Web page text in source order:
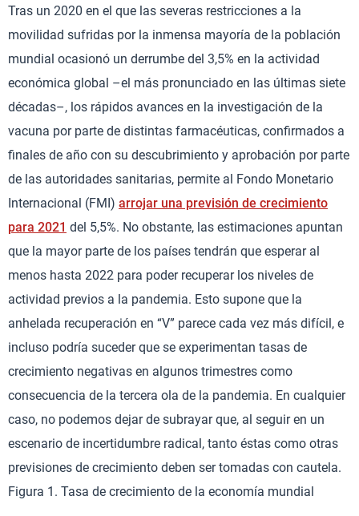
Tras un 2020 en el que las severas restricciones a la
movilidad sufridas por la inmensa mayoría de la población
mundial ocasionó un derrumbe del 3,5% en la actividad
económica global –el más pronunciado en las últimas siete
décadas–, los rápidos avances en la investigación de la
vacuna por parte de distintas farmacéuticas, confirmados a
finales de año con su descubrimiento y aprobación por parte
de las autoridades sanitarias, permite al Fondo Monetario
Internacional (FMI) arrojar una previsión de crecimiento
para 2021 del 5,5%. No obstante, las estimaciones apuntan
que la mayor parte de los países tendrán que esperar al
menos hasta 2022 para poder recuperar los niveles de
actividad previos a la pandemia. Esto supone que la
anhelada recuperación en “V” parece cada vez más difícil, e
incluso podría suceder que se experimentan tasas de
crecimiento negativas en algunos trimestres como
consecuencia de la tercera ola de la pandemia. En cualquier
caso, no podemos dejar de subrayar que, al seguir en un
escenario de incertidumbre radical, tanto éstas como otras
previsiones de crecimiento deben ser tomadas con cautela.
Figura 1. Tasa de crecimiento de la economía mundial